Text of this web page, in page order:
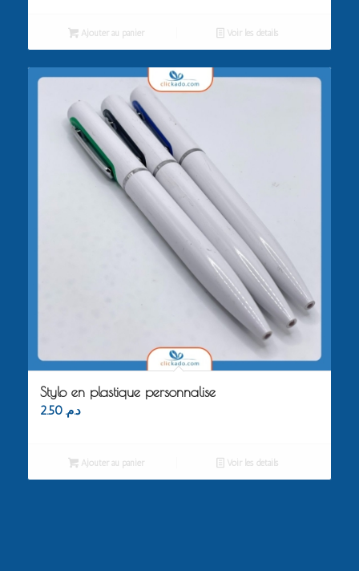
Ajouter au panier Voir les détails
Stylo en plastique personnalise
د.م. 2.50
Ajouter au panier Voir les détails